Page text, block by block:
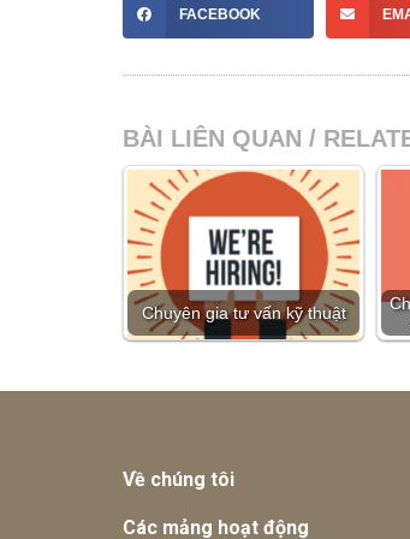
FACEBOOK
BÀI LIÊN QUAN /
Chuyên gia tư vấn kỹ thuật
Về chúng tôi
Các mảng hoạt động